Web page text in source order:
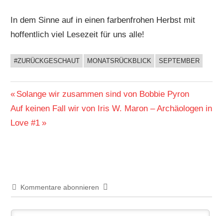
In dem Sinne auf in einen farbenfrohen Herbst mit
hoffentlich viel Lesezeit für uns alle!
BUCHIGES
#ZURÜCKGESCHAUT MONATSRÜCKBLICK SEPTEMBER
Beitragsnavigation
Vorheriger
Beitrag:
Solange wir zusammen sind von Bobbie Pyron
Nächster
Beitrag:
Auf keinen Fall wir von Iris W. Maron – Archäologen in
Love #1
Kommentare abonnieren